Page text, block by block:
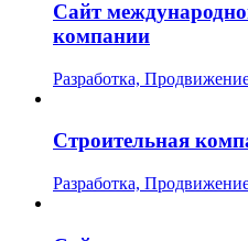
Сайт
компании
Разработка,
Строительная
Разработка,